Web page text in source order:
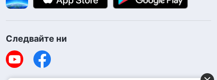
Следвайте ни